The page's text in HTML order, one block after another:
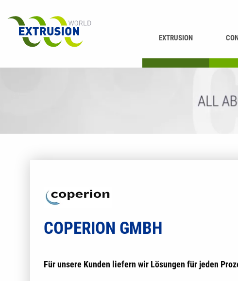
EXTRUSION
COPERION GMBH
Für unsere Kunden liefern wir Lösungen für jeden